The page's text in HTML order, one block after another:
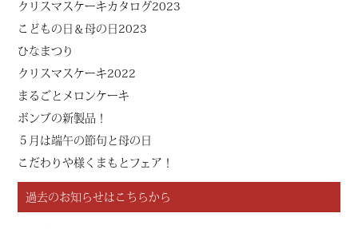
クリスマスケーキカタログ2023
こどもの日＆母の日2023
ひなまつり
クリスマスケーキ2022
まるごとメロンケーキ
ボンブの新製品！
５月は端午の節句と母の日
こだわりや様くまもとフェア！
過去のお知らせはこちらから